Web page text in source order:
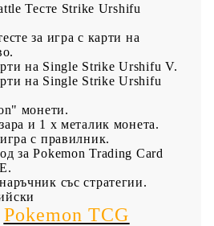
Тесте Strike Urshifu
за игра с карти на
на Single Strike Urshifu V.
на Single Strike Urshifu
монети.
и 1 х металик монета.
с правилник.
за Pokemon Trading Card
със стратегии.
​Pokemon TCG